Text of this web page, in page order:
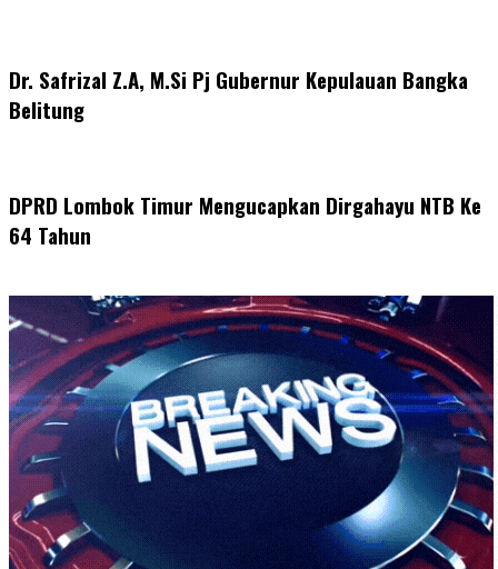
Dr. Safrizal Z.A, M.Si Pj Gubernur Kepulauan Bangka
Belitung
DPRD Lombok Timur Mengucapkan Dirgahayu NTB Ke
64 Tahun